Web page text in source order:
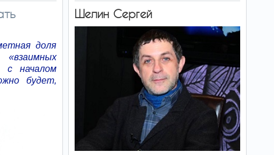
доля
с началом
будет,
Шелин Сергей